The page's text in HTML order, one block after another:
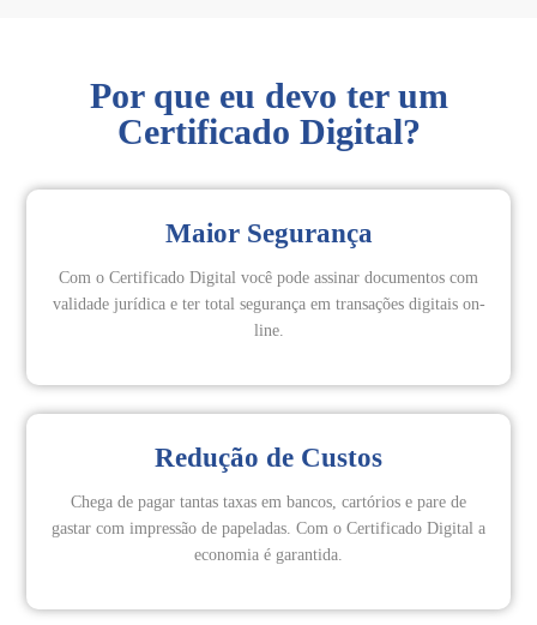
Por que eu devo ter um
Certificado Digital?
Maior Segurança
Com o Certificado Digital você pode assinar documentos com
validade jurídica e ter total segurança em transações digitais on-
line.
Redução de Custos
Chega de pagar tantas taxas em bancos, cartórios e pare de
gastar com impressão de papeladas. Com o Certificado Digital a
economia é garantida.